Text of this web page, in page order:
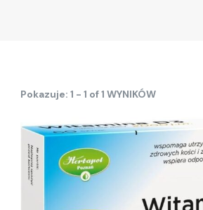
Pokazuje: 1 - 1 of 1 WYNIKÓW